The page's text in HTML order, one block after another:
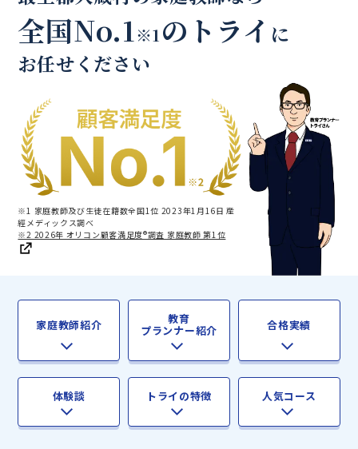
全国No.1※1のトライ に
お任せください
※1 家庭教師及び生徒在籍数全国1位 2023年1月16日 産
經メディックス調べ
※2 2026年 オリコン顧客満足度®調査 家庭教師 第1位
家庭教師紹介 教育
プランナー紹介 合格実績
体験談 トライの特徴 人気コース